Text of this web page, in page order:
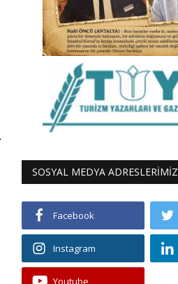
SOSYAL MEDYA ADRESLERİMİZ
Facebook
Instagram
Youtube